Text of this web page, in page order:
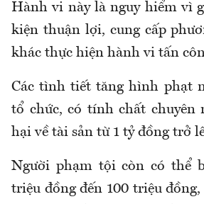
Hành vi này là nguy hiểm vì
kiện thuận lợi, cung cấp
khác thực hiện hành vi tấn
Các tình tiết tăng hình phạt
tổ chức, có tính chất chuyên
hại về tài sản từ 1 tỷ đồng trở
Người phạm tội còn có thể
triệu đồng đến 100 triệu